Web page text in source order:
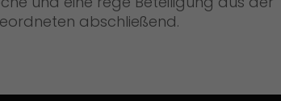
abschließend.